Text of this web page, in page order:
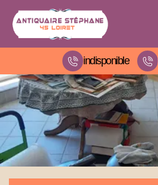
indisponible